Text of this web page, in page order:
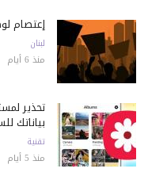
إعتصام
لبنان
منذ 6 أيام
تحذير
بياناتك
تقنية
منذ 5 أيام